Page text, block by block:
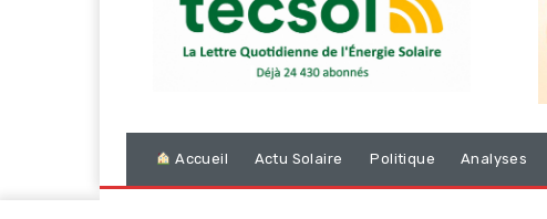
Accueil Actu Solaire Politique Analyses